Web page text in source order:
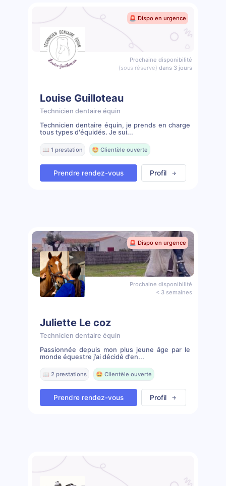
🚨 Dispo en urgence
Prochaine disponibilité
(sous réserve) dans 3 jours
Louise Guilloteau
Technicien dentaire équin
Technicien dentaire équin, je prends en charge
tous types d'équidés. Je sui...
📖 1 prestation 🤩 Clientèle ouverte
Prendre rendez-vous Profil
🚨 Dispo en urgence
Prochaine disponibilité
< 3 semaines
Juliette Le coz
Technicien dentaire équin
Passionnée depuis mon plus jeune âge par le
monde équestre j’ai décidé d’en...
📖 2 prestations 🤩 Clientèle ouverte
Prendre rendez-vous Profil